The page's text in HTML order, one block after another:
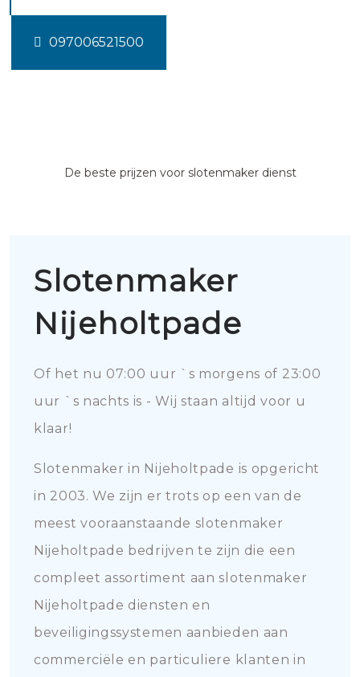
097006521500
De beste prijzen voor slotenmaker dienst
Slotenmaker
Nijeholtpade
Of het nu 07:00 uur `s morgens of 23:00
uur `s nachts is - Wij staan altijd voor u
klaar!
Slotenmaker in Nijeholtpade is opgericht
in 2003. We zijn er trots op een van de
meest vooraanstaande slotenmaker
Nijeholtpade bedrijven te zijn die een
compleet assortiment aan slotenmaker
Nijeholtpade diensten en
beveiligingssystemen aanbieden aan
commerciële en particuliere klanten in